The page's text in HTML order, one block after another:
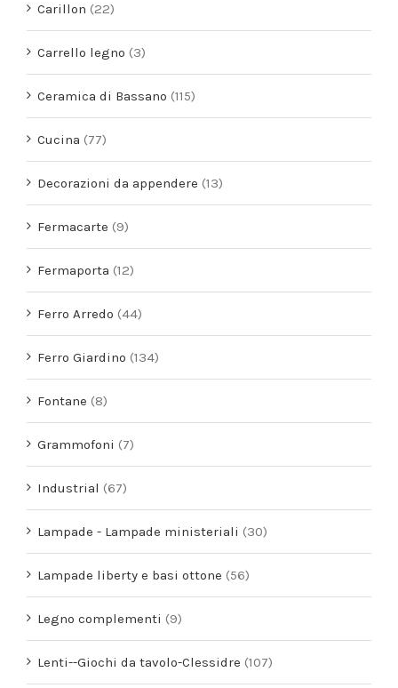
Carillon (22)
Carrello legno (3)
Ceramica di Bassano (115)
Cucina (77)
Decorazioni da appendere (13)
Fermacarte (9)
Fermaporta (12)
Ferro Arredo (44)
Ferro Giardino (134)
Fontane (8)
Grammofoni (7)
Industrial (67)
Lampade - Lampade ministeriali (30)
Lampade liberty e basi ottone (56)
Legno complementi (9)
Lenti--Giochi da tavolo-Clessidre (107)